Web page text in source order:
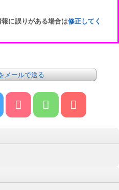
報に誤りがある場合は修正してく
メールで送る